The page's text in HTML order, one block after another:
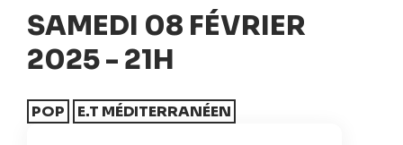
SAMEDI 08 FÉVRIER
2025 - 21H
POP E.T MÉDITERRANÉEN